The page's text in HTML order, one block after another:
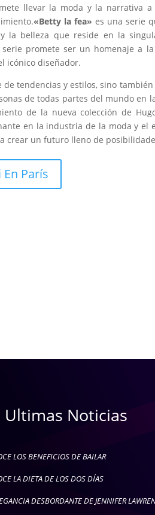
llevar la moda y la narrativa a
«Betty la fea» es una serie
la belleza que reside en la
promete ser un homenaje a
icónico diseñador.
tendencias y estilos, sino
de todas partes del mundo en
de la nueva colección de
en la industria de la moda y el
crear un futuro lleno de
París
Ultimas Noticias
LOS BENEFICIOS DE BAILAR
LA DIETA DE LOS DOS DÍAS
DESBORDANTE DE JENNIFER